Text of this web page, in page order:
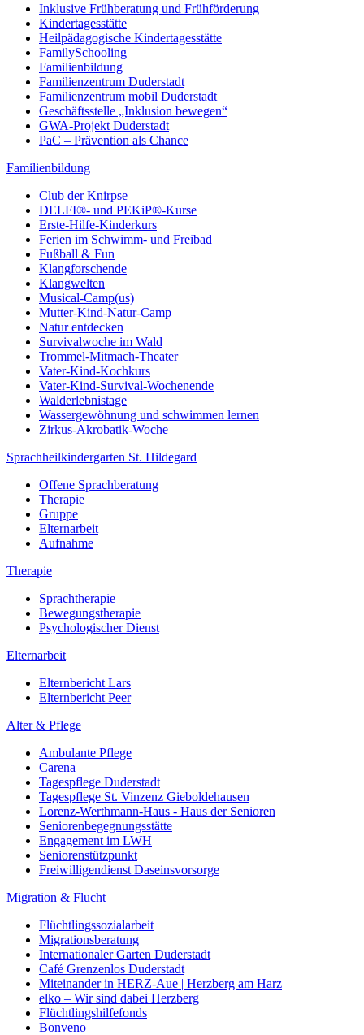
Inklusive Frühberatung und Frühförderung
Kindertagesstätte
Heilpädagogische Kindertagesstätte
FamilySchooling
Familienbildung
Familienzentrum Duderstadt
Familienzentrum mobil Duderstadt
Geschäftsstelle „Inklusion bewegen“
GWA-Projekt Duderstadt
PaC – Prävention als Chance
Familienbildung
Club der Knirpse
DELFI®- und PEKiP®-Kurse
Erste-Hilfe-Kinderkurs
Ferien im Schwimm- und Freibad
Fußball & Fun
Klangforschende
Klangwelten
Musical-Camp(us)
Mutter-Kind-Natur-Camp
Natur entdecken
Survivalwoche im Wald
Trommel-Mitmach-Theater
Vater-Kind-Kochkurs
Vater-Kind-Survival-Wochenende
Walderlebnistage
Wassergewöhnung und schwimmen lernen
Zirkus-Akrobatik-Woche
Sprachheilkindergarten St. Hildegard
Offene Sprachberatung
Therapie
Gruppe
Elternarbeit
Aufnahme
Therapie
Sprachtherapie
Bewegungstherapie
Psychologischer Dienst
Elternarbeit
Elternbericht Lars
Elternbericht Peer
Alter & Pflege
Ambulante Pflege
Carena
Tagespflege Duderstadt
Tagespflege St. Vinzenz Gieboldehausen
Lorenz-Werthmann-Haus - Haus der Senioren
Seniorenbegegnungsstätte
Engagement im LWH
Seniorenstützpunkt
Freiwilligendienst Daseinsvorsorge
Migration & Flucht
Flüchtlingssozialarbeit
Migrationsberatung
Internationaler Garten Duderstadt
Café Grenzenlos Duderstadt
Miteinander in HERZ-Aue | Herzberg am Harz
elko – Wir sind dabei Herzberg
Flüchtlingshilfefonds
Bonveno